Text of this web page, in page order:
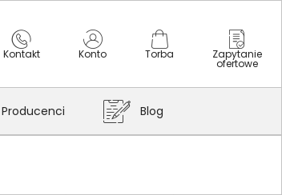
Kontakt Konto Torba Zapytanie
ofertowe
Producenci Blog